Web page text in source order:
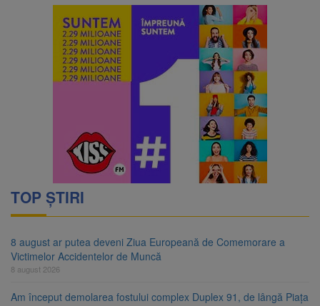
TOP ȘTIRI
8 august ar putea deveni Ziua Europeană de Comemorare a
Victimelor Accidentelor de Muncă
8 august 2026
Am început demolarea fostului complex Duplex 91, de lângă Piața